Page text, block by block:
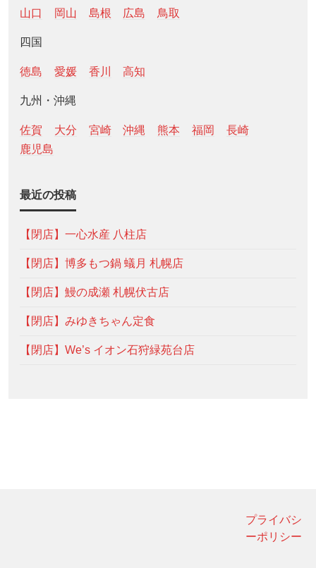
山口 岡山 島根 広島 鳥取
四国
徳島 愛媛 香川 高知
九州・沖縄
佐賀 大分 宮崎 沖縄 熊本 福岡
長崎
鹿児島
最近の投稿
【閉店】一心水産 八柱店
【閉店】博多もつ鍋 蟻月 札幌店
【閉店】鰻の成瀬 札幌伏古店
【閉店】みゆきちゃん定食
【閉店】We’s イオン石狩緑苑台店
プライバシ
ーポリシー